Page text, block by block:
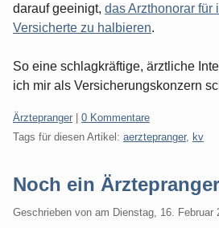
darauf geeinigt, das Arzthonorar für
Versicherte zu halbieren.
So eine schlagkräftige, ärztliche
ich mir als Versicherungskonzern
Kategorien:
Ärztepranger | 0 Kommentare
Tags für diesen Artikel: aerztepranger, kv
Noch ein Ärztepranger
Geschrieben von am Dienstag, 16. Februar